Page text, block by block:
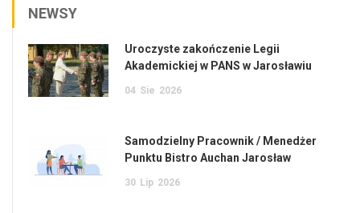
NEWSY
Uroczyste zakończenie Legii
Akademickiej w PANS w Jarosławiu
04 Sie 2026
Samodzielny Pracownik / Menedżer
Punktu Bistro Auchan Jarosław
30 Lip 2026